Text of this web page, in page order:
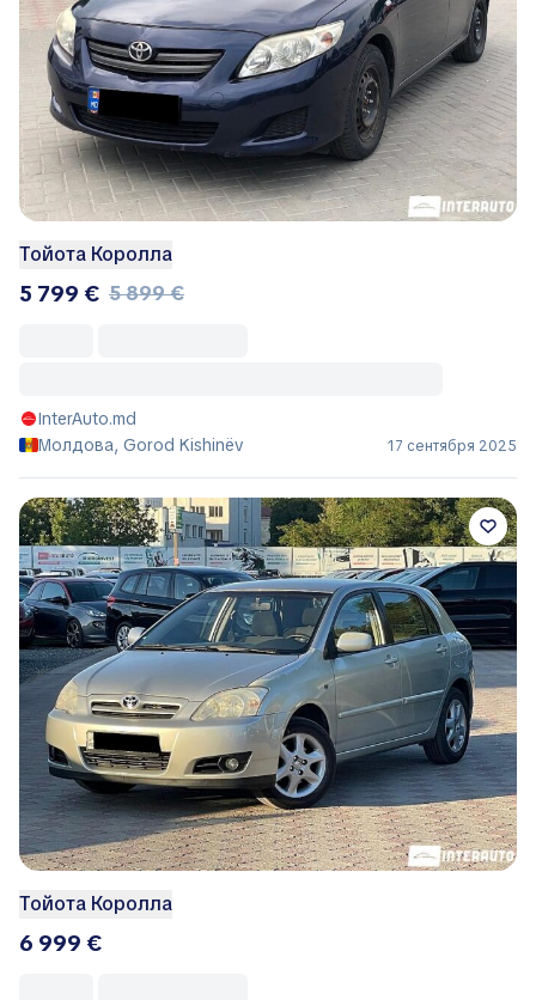
Тойота Королла
5 799 € 5 899 €
InterAuto.md
Молдова, Gorod Kishinëv
17 сентября 2025
Тойота Королла
6 999 €